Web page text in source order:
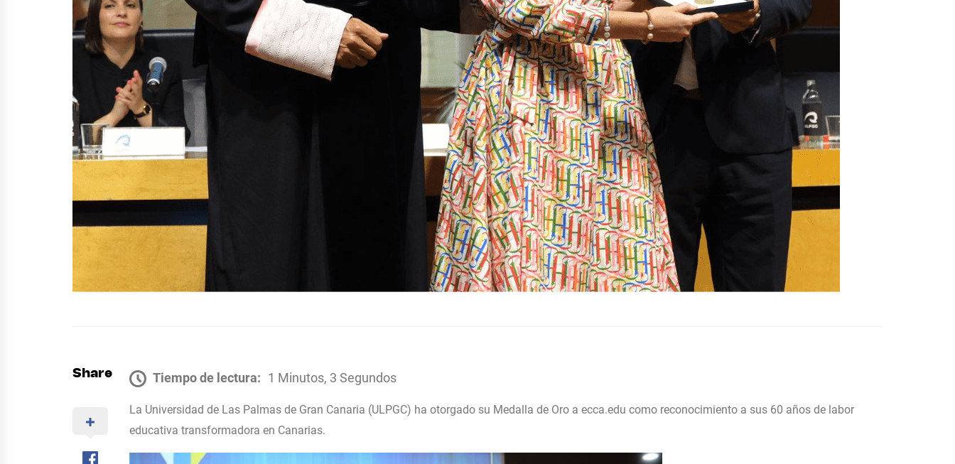
Share Tiempo de lectura: 1 Minutos, 3 Segundos
La Universidad de Las Palmas de Gran Canaria (ULPGC) ha otorgado su Medalla de Oro a ecca.edu como reconocimiento a sus 60 años de labor
educativa transformadora en Canarias.